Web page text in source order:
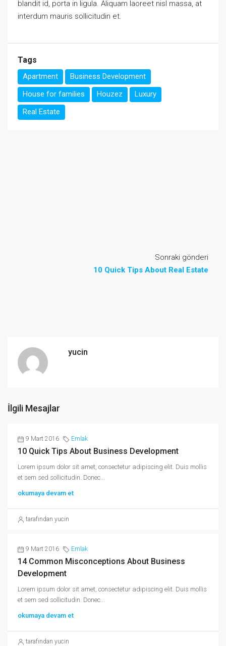
blandit id, porta in ligula. Aliquam laoreet nisl massa, at
interdum mauris sollicitudin et.
Tags
Apartment
Business Development
House for families
Houzez
Luxury
Real Estate
Sonraki gönderi
10 Quick Tips About Real Estate
yucin
İlgili Mesajlar
9 Mart 2016 Emlak
10 Quick Tips About Business Development
Lorem ipsum dolor sit amet, consectetur adipiscing elit. Duis mollis
et sem sed sollicitudin. Donec...
okumaya devam et
tarafından yucin
9 Mart 2016 Emlak
14 Common Misconceptions About Business
Development
Lorem ipsum dolor sit amet, consectetur adipiscing elit. Duis mollis
et sem sed sollicitudin. Donec...
okumaya devam et
tarafından yucin